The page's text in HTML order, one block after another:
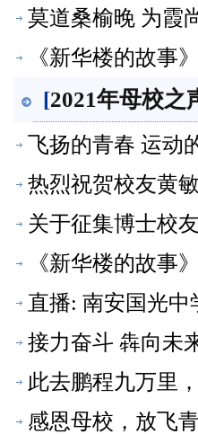
莫道桑榆晚 为霞
《新华楼的故事
[2021年母校之
飞扬的青春 运动
热烈祝贺校友黄
关于征集博士校
《新华楼的故事
直播: 南安国光中
接力奋斗 犇向未
此去鹏程九万里
感恩母校，放飞